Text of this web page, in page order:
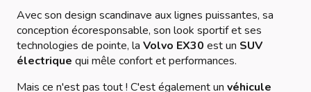
Avec son design scandinave aux lignes puissantes, sa
conception écoresponsable, son look sportif et ses
technologies de pointe, la Volvo EX30 est un SUV
électrique qui mêle confort et performances.
Mais ce n'est pas tout ! C'est également un véhicule